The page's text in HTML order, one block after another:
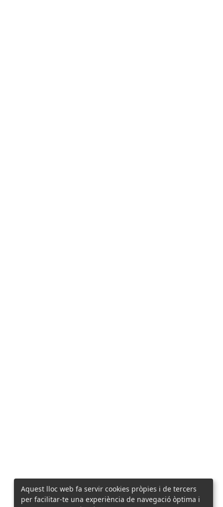
Aquest lloc web fa servir cookies pròpies i de tercers
per facilitar-te una experiència de navegació òptima i